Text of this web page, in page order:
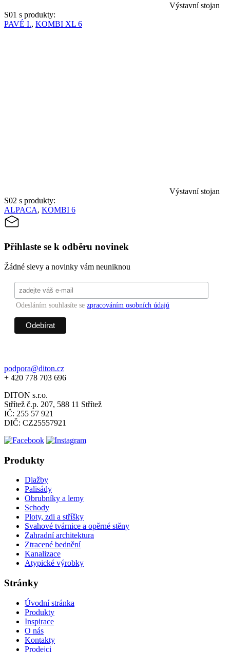
Výstavní stojan
S01 s produkty:
PAVÉ I., KOMBI XL 6
Výstavní stojan
S02 s produkty:
ALPACA, KOMBI 6
Přihlaste se k odběru novinek
Žádné slevy a novinky vám neuniknou
Odesláním souhlasíte se zpracováním osobních údajů
podpora@diton.cz
+ 420 778 703 696
DITON s.r.o.
Střítež č.p. 207, 588 11 Střítež
IČ: 255 57 921
DIČ: CZ25557921
Produkty
Dlažby
Palisády
Obrubníky a lemy
Schody
Ploty, zdi a stříšky
Svahové tvárnice a opěrné stěny
Zahradní architektura
Ztracené bednění
Kanalizace
Atypické výrobky
Stránky
Úvodní stránka
Produkty
Inspirace
O nás
Kontakty
Prodejci